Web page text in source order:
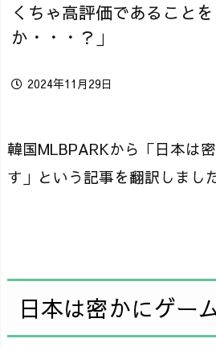
くちゃ高評価であること
か・・・？」
2024年11月29日
韓国MLBPARKから「日本は
す」という記事を翻訳しました
日本は密かにゲー